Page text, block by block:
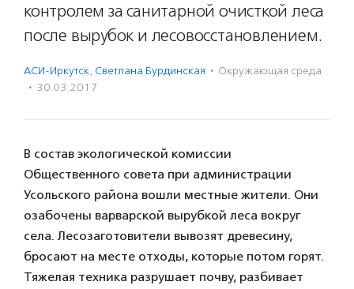
контролем за санитарной очисткой леса
после вырубок и лесовосстановлением.
АСИ-Иркутск, Светлана Бурдинская · Окружающая среда
· 30.03.2017
В состав экологической комиссии
Общественного совета при администрации
Усольского района вошли местные жители. Они
озабочены варварской вырубкой леса вокруг
села. Лесозаготовители вывозят древесину,
бросают на месте отходы, которые потом горят.
Тяжелая техника разрушает почву, разбивает